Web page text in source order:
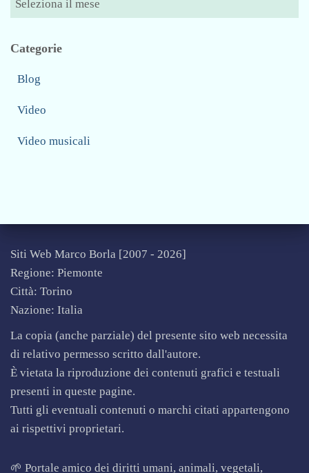
Categorie
Blog
Video
Video musicali
Siti Web Marco Borla [2007 - 2026]
Regione: Piemonte
Città: Torino
Nazione: Italia
La copia (anche parziale) del presente sito web necessita
di relativo permesso scritto dall'autore.
È vietata la riproduzione dei contenuti grafici e testuali
presenti in queste pagine.
Tutti gli eventuali contenuti o marchi citati appartengono
ai rispettivi proprietari.
🌱 Portale amico dei diritti umani, animali, vegetali,